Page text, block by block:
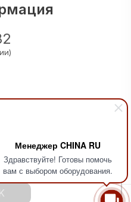
Менеджер CHINA RU
Здравствуйте! Готовы помочь
вам с выбором оборудования.
Разработка:
соглашаетесь с
обработкой персональных